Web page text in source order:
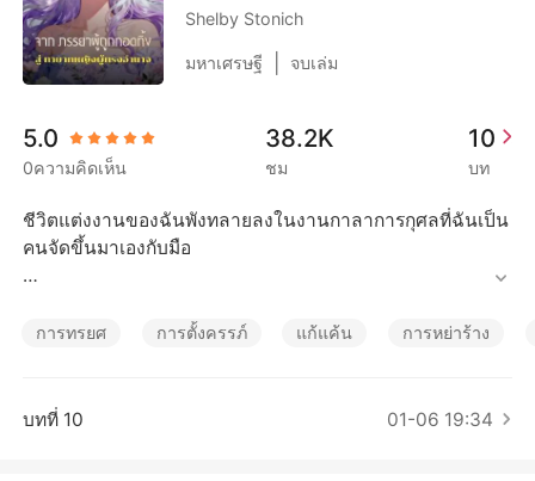
ออกจากระบบ
ดาวน์โหลดแอป
ประวัติศาสตร์
โรแมนติก
มหาเศรษฐี
Shelby Stonich
มหาเศรษฐี จบเล่ม
5.0
0ความคิดเห็น
38.2K
ชม
10
บท
ชีวิตแต่งงานของฉันพังทลายลงในงานกาลาการกุศลที่ฉันเป็น
คนจัดขึ้นมาเองกับมือ
สุวรรณกิจ เจ้าพ่อวงการเทคโนโลยี
ลกรู้ว่าเขากับพราว นิธิวัฒน์ รักแรกในวัยเด็กของเขา กำลังจะ
การทรยศ การตั้งครรภ์ แก้แค้น การหย่าร้าง
บทที่ 10 01-06 19:34